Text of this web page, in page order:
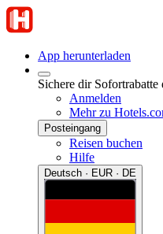
App herunterladen
Sichere dir
Anmelden
Mehr zu
Posteingang
Reisen buchen
Hilfe
Deutsch · EUR · DE